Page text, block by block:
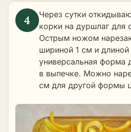
Через сутки
корки на дуршлаг для
Острым ножом
шириной 1 см и
универсальная форма
в выпечке. Можно
см для другой формы